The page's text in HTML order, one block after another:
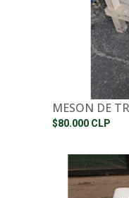
MESON DE
$80.000 CLP